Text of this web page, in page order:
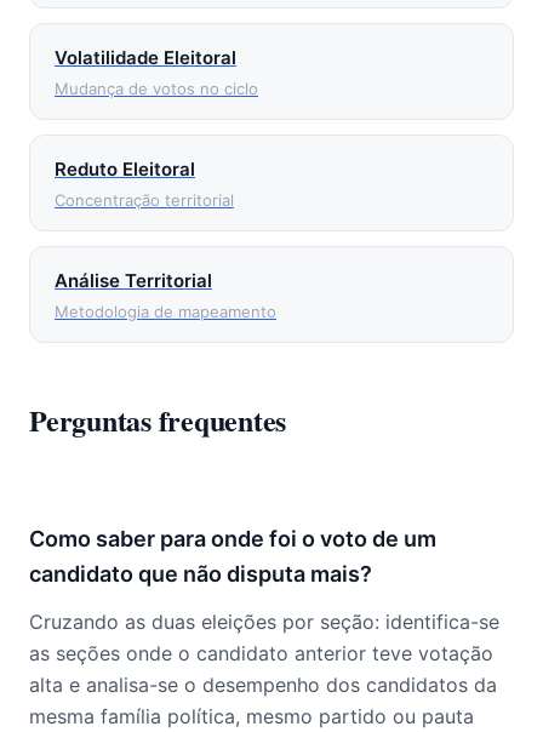
Volatilidade Eleitoral
Mudança de votos no ciclo
Reduto Eleitoral
Concentração territorial
Análise Territorial
Metodologia de mapeamento
Perguntas frequentes
Como saber para onde foi o voto de um
candidato que não disputa mais?
Cruzando as duas eleições por seção: identifica-se
as seções onde o candidato anterior teve votação
alta e analisa-se o desempenho dos candidatos da
mesma família política, mesmo partido ou pauta